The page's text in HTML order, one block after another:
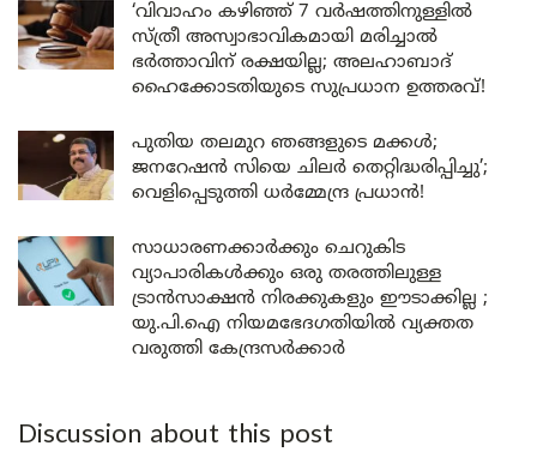
‘വിവാഹം കഴിഞ്ഞ് 7 വർഷത്തിനുള്ളിൽ
സ്ത്രീ അസ്വാഭാവികമായി മരിച്ചാൽ
ഭർത്താവിന് രക്ഷയില്ല; അലഹാബാദ്
ഹൈക്കോടതിയുടെ സുപ്രധാന ഉത്തരവ്!
പുതിയ തലമുറ ഞങ്ങളുടെ മക്കൾ;
ജനറേഷൻ സിയെ ചിലർ തെറ്റിദ്ധരിപ്പിച്ചു’;
വെളിപ്പെടുത്തി ധർമ്മേന്ദ്ര പ്രധാൻ!
സാധാരണക്കാർക്കും ചെറുകിട
വ്യാപാരികൾക്കും ഒരു തരത്തിലുള്ള
ട്രാൻസാക്ഷൻ നിരക്കുകളും ഈടാക്കില്ല ;
യു.പി.ഐ നിയമഭേദഗതിയിൽ വ്യക്തത
വരുത്തി കേന്ദ്രസർക്കാർ
Discussion about this post